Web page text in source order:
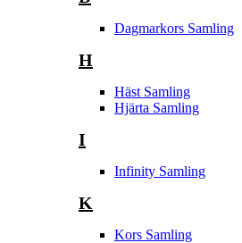
Dagmarkors Samling
H
Häst Samling
Hjärta Samling
I
Infinity Samling
K
Kors Samling